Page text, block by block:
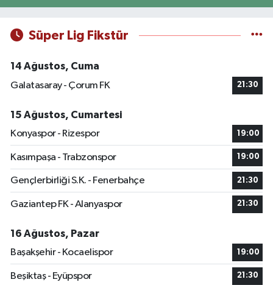
Süper Lig Fikstür
14 Ağustos, Cuma
Galatasaray - Çorum FK
21:30
15 Ağustos, Cumartesi
Konyaspor - Rizespor
19:00
Kasımpaşa - Trabzonspor 19:00
Gençlerbirliği S.K. - Fenerbahçe 21:30
Gaziantep FK - Alanyaspor 21:30
16 Ağustos, Pazar
Başakşehir - Kocaelispor
19:00
Beşiktaş - Eyüpspor 21:30